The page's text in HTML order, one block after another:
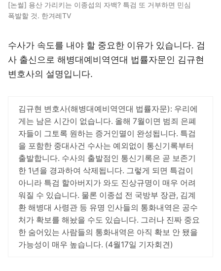
[논썰] 용산 가리키는 이종섭의 자백? 특검 또 거부하면 민심
폭발할 것. 한겨레TV
수사가 속도를 내야 할 중요한 이유가 있습니다. 검
사 출신으로 해병대예비역연대 법률자문인 김규현
변호사의 설명입니다.
김규현 변호사(해병대예비역연대 법률자문): 우리에
게는 남은 시간이 없습니다. 올해 7월이면 범죄 은폐
자들이 그토록 원하는 증거인멸이 완성됩니다. 특검
을 포함한 중대사건 수사는 예외없이 통신기록부터
출발합니다. 수사의 출발점인 통신기록은 곧 보존기
한 1년을 경과하여 삭제됩니다. 그렇게 되면 특검이
아니라 특검 할아버지가 와도 진상규명이 매우 어려
워질 수 있습니다. 물론 이종섭 전 국방부 장관, 김계
환 해병대 사령관 등 유명 인사들의 통화내역은 공수
처가 확보를 해놨을 수도 있습니다. 그러나 진짜 중요
한 숨어있는 사람들의 통화내역은 아직 확보 안 됐을
가능성이 매우 높습니다. (4월17일 기자회견)